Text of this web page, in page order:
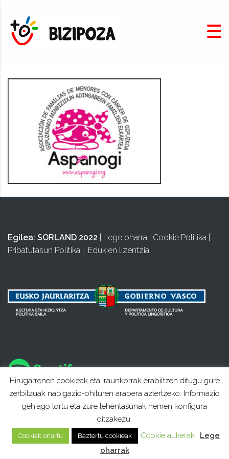
Egilea: SORLAND 2022 Lege oharra Cookie Politika
Pribatutasun Politika
Edukien lizentzia
Hirugarrenen cookieak eta iraunkorrak erabiltzen ditugu gure
zerbitzuak nabigazio-ohituren arabera aztertzeko. Informazio
gehiago lortu eta zure lehentasunak hemen konfigura
ditzakezu.
Cookiak onartu Baztertu cookieak Cookie aukerak
Lege
oharrak